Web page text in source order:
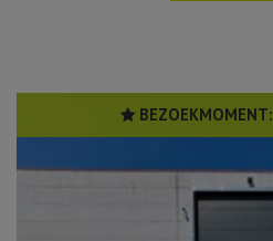
BEZOEKMOMENT: